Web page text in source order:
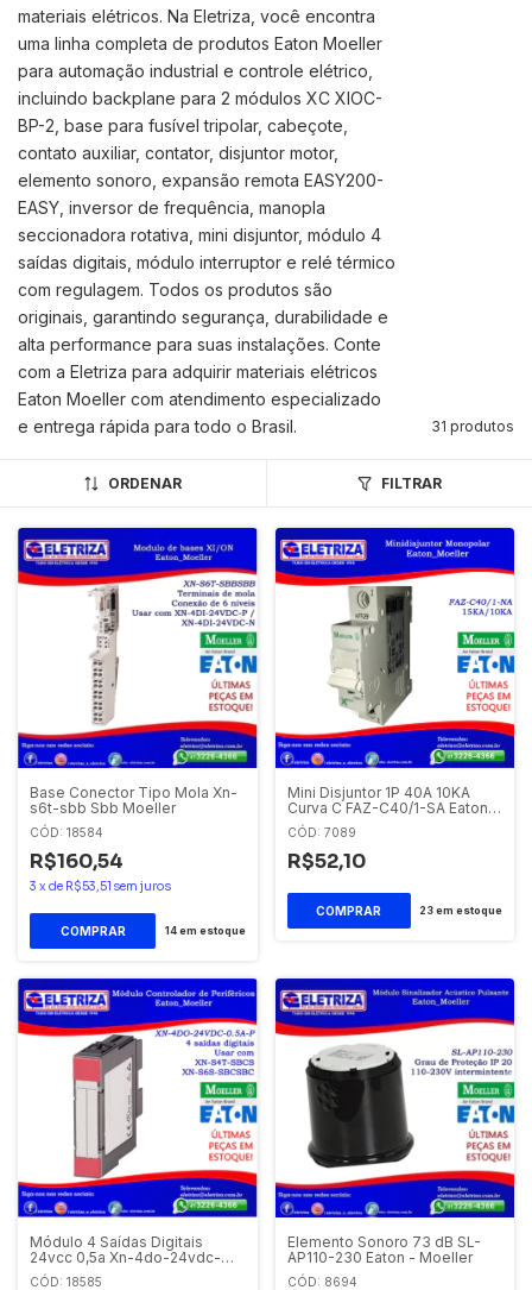
materiais elétricos. Na Eletriza, você encontra
uma linha completa de produtos Eaton Moeller
para automação industrial e controle elétrico,
incluindo backplane para 2 módulos XC XIOC-
BP-2, base para fusível tripolar, cabeçote,
contato auxiliar, contator, disjuntor motor,
elemento sonoro, expansão remota EASY200-
EASY, inversor de frequência, manopla
seccionadora rotativa, mini disjuntor, módulo 4
saídas digitais, módulo interruptor e relé térmico
com regulagem. Todos os produtos são
originais, garantindo segurança, durabilidade e
alta performance para suas instalações. Conte
com a Eletriza para adquirir materiais elétricos
Eaton Moeller com atendimento especializado
e entrega rápida para todo o Brasil.
31 produtos
ORDENAR FILTRAR
Base Conector Tipo Mola Xn-
s6t-sbb Sbb Moeller
CÓD: 18584
R$160,54
3 x de R$53,51 sem juros
14em estoque
Mini Disjuntor 1P 40A 10KA
Curva C FAZ-C40/1-SA Eaton -
Moeller
CÓD: 7089
R$52,10
23em estoque
Módulo 4 Saídas Digitais
24vcc 0,5a Xn-4do-24vdc-
0.5a-p Eaton - Moeller
CÓD: 18585
Elemento Sonoro 73 dB SL-
AP110-230 Eaton - Moeller
CÓD: 8694